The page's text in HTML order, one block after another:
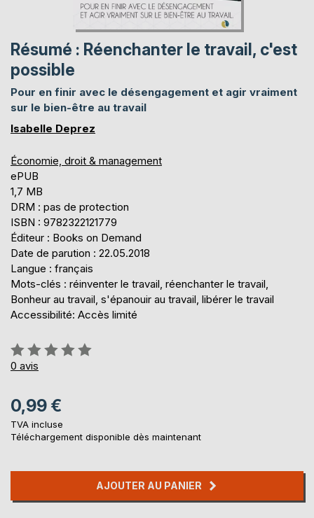
Résumé : Réenchanter le travail, c'est
possible
Pour en finir avec le désengagement et agir vraiment
sur le bien-être au travail
Isabelle Deprez
Économie, droit & management
ePUB
1,7 MB
DRM : pas de protection
ISBN : 9782322121779
Éditeur : Books on Demand
Date de parution : 22.05.2018
Langue : français
Mots-clés : réinventer le travail, réenchanter le travail,
Bonheur au travail, s'épanouir au travail, libérer le travail
Accessibilité: Accès limité
Évaluation:
0%
0 avis
0,99 €
TVA incluse
Téléchargement disponible dès maintenant
AJOUTER AU PANIER